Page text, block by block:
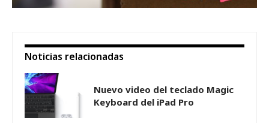
Noticias relacionadas
Nuevo video del teclado Magic
Keyboard del iPad Pro